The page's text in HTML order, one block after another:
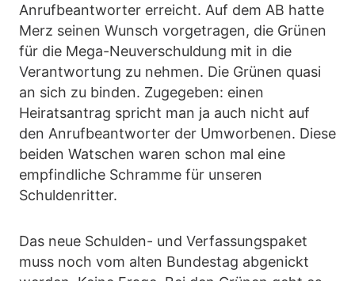
Anrufbeantworter erreicht. Auf dem AB hatte
Merz seinen Wunsch vorgetragen, die Grünen
für die Mega-Neuverschuldung mit in die
Verantwortung zu nehmen. Die Grünen quasi
an sich zu binden. Zugegeben: einen
Heiratsantrag spricht man ja auch nicht auf
den Anrufbeantworter der Umworbenen. Diese
beiden Watschen waren schon mal eine
empfindliche Schramme für unseren
Schuldenritter.
Das neue Schulden- und Verfassungspaket
muss noch vom alten Bundestag abgenickt